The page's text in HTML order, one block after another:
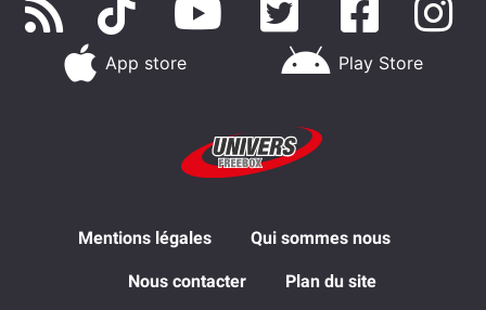
App store Play Store
Mentions légales Qui sommes nous
Nous contacter Plan du site